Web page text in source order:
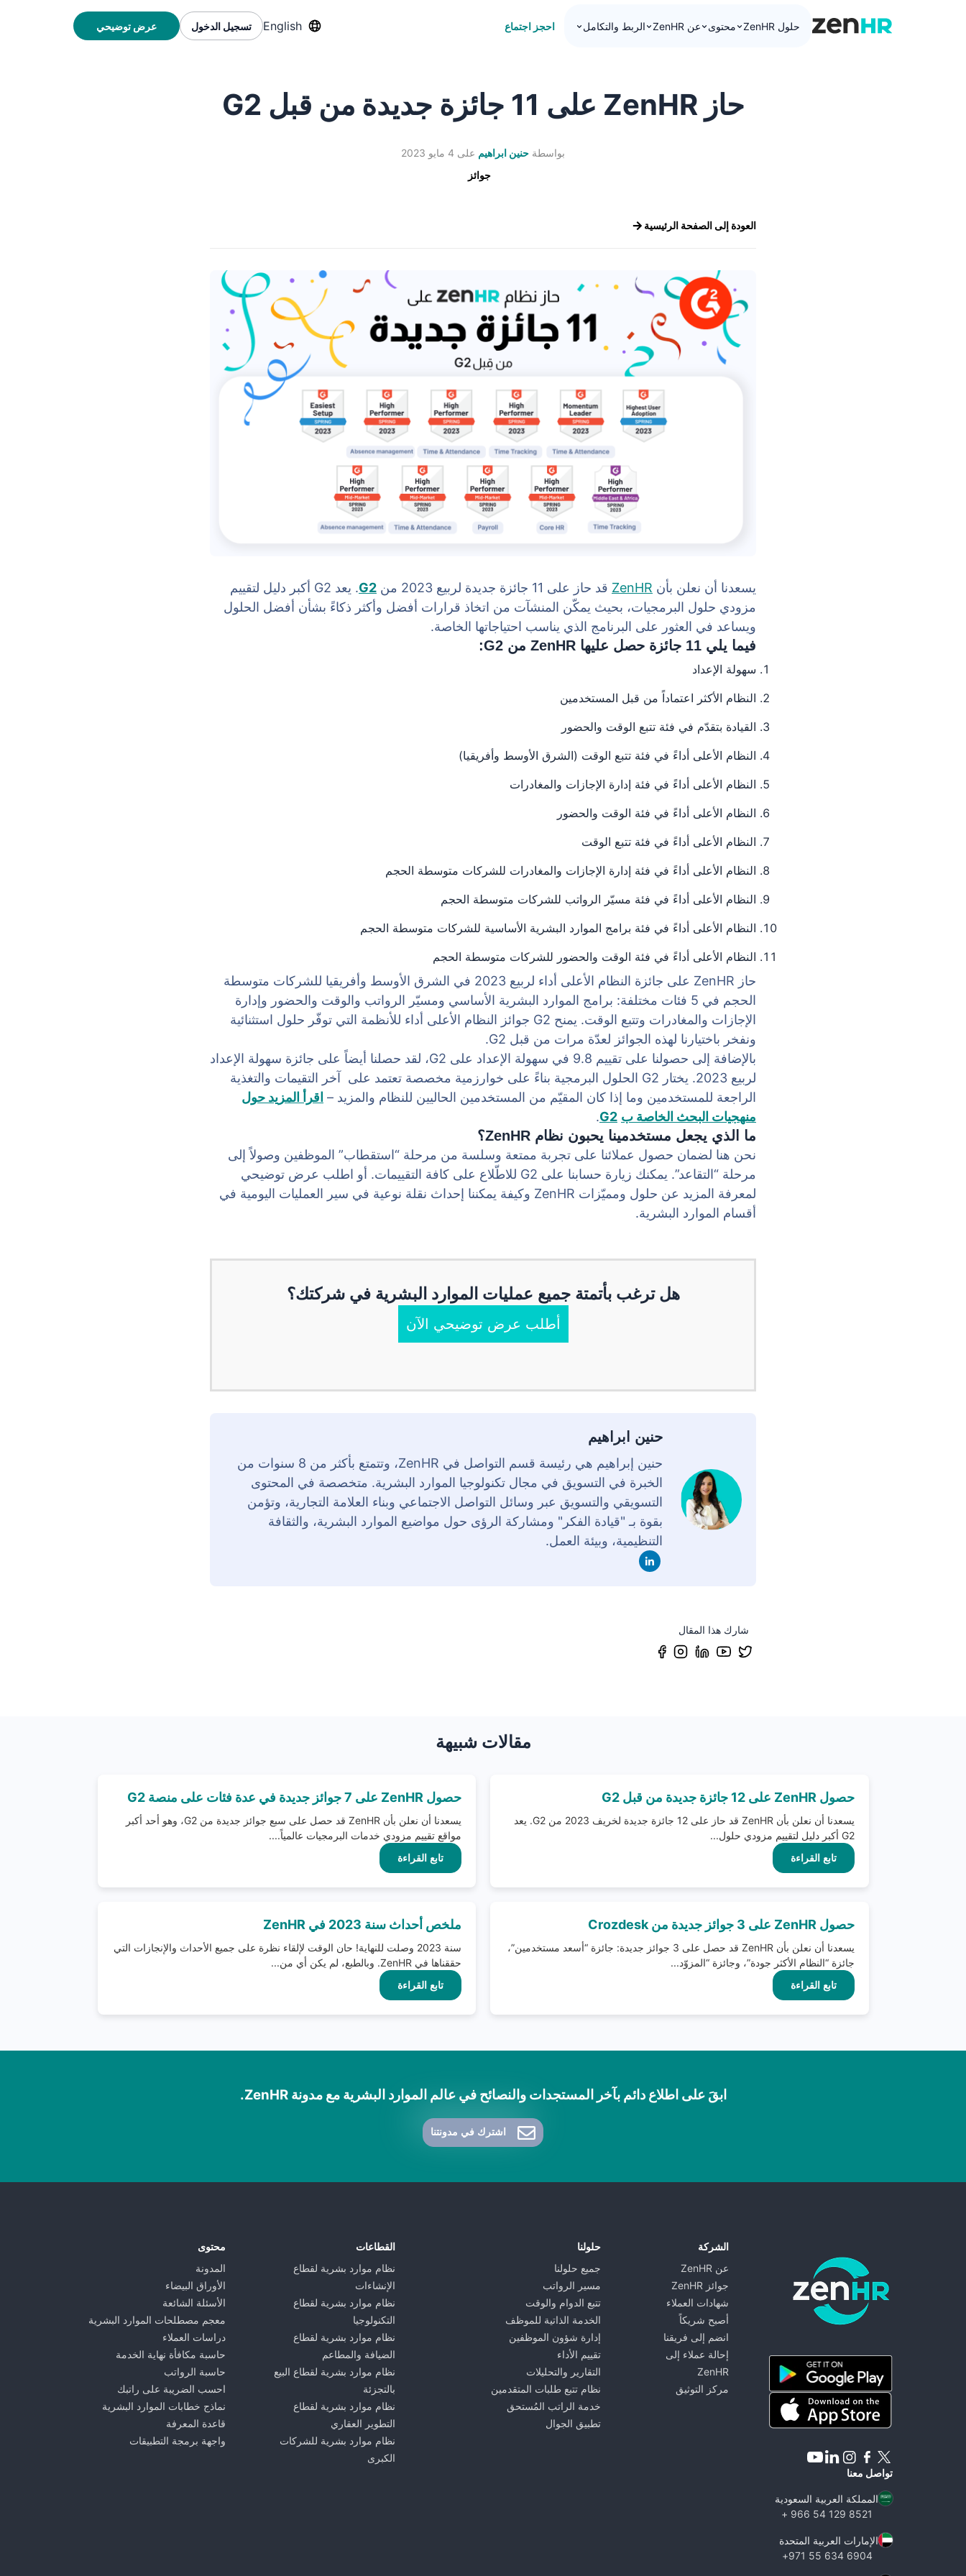
حلول ZenHR محتوى عن ZenHR الربط والتكامل احجز اجتماع English تسجيل الدخول عرض توضيحي
حاز ZenHR على 11 جائزة جديدة من قبل G2
بواسطة حنين ابراهيم على 4 مايو 2023
جوائز
العودة إلى الصفحة الرئيسية
يسعدنا أن نعلن بأن ZenHR قد حاز على 11 جائزة جديدة لربيع 2023 من G2
. يعد G2 أكبر دليل لتقييم
مزودي حلول البرمجيات، بحيث يمكّن المنشآت من اتخاذ قرارات أفضل وأكثر ذكاءً بشأن أفضل الحلول
ويساعد في العثور على البرنامج الذي يناسب احتياجاتها الخاصة.
فيما يلي 11 جائزة حصل عليها ZenHR من G2:
سهولة الإعداد
النظام الأكثر اعتماداً من قبل المستخدمين
القيادة بتقدّم في فئة تتبع الوقت والحضور
النظام الأعلى أداءً في فئة تتبع الوقت (الشرق الأوسط وأفريقيا)
النظام الأعلى أداءً في فئة إدارة الإجازات والمغادرات
النظام الأعلى أداءً في فئة الوقت والحضور
النظام الأعلى أداءً في فئة تتبع الوقت
النظام الأعلى أداءً في فئة إدارة الإجازات والمغادرات للشركات متوسطة الحجم
النظام الأعلى أداءً في فئة مسيّر الرواتب للشركات متوسطة الحجم
النظام الأعلى أداءً في فئة برامج الموارد البشرية الأساسية للشركات متوسطة الحجم
النظام الأعلى أداءً في فئة الوقت والحضور للشركات متوسطة الحجم
حاز ZenHR على جائزة النظام الأعلى أداء لربيع 2023 في الشرق الأوسط وأفريقيا للشركات متوسطة
الحجم في 5 فئات مختلفة: برامج الموارد البشرية الأساسي ومسيّر الرواتب والوقت والحضور وإدارة
الإجازات والمغادرات وتتبع الوقت. يمنح G2 جوائز النظام الأعلى أداء للأنظمة التي توفّر حلول استثنائية
ونفخر باختيارنا لهذه الجوائز لعدّة مرات من قبل G2.
بالإضافة إلى حصولنا على تقييم 9.8 في سهولة الإعداد على G2، لقد حصلنا أيضاً على جائزة سهولة الإعداد
لربيع 2023. يختار G2 الحلول البرمجية بناءً على خوارزمية مخصصة تعتمد على آخر التقيمات والتغذية
الراجعة للمستخدمين وما إذا كان المقيّم من المستخدمين الحاليين للنظام والمزيد – اقرأ المزيد حول
منهجيات البحث الخاصة ب G2
.
ما الذي يجعل مستخدمينا يحبون نظام ZenHR؟
نحن هنا لضمان حصول عملائنا على تجربة ممتعة وسلسة من مرحلة “استقطاب” الموظفين وصولاً إلى
مرحلة “التقاعد”. يمكنك زيارة حسابنا على G2 للاطّلاع على كافة التقييمات. أو اطلب عرض توضيحي
لمعرفة المزيد عن حلول ومميّزات ZenHR وكيفة يمكننا إحداث نقلة نوعية في سير العمليات اليومية في
أقسام الموارد البشرية.
هل ترغب بأتمتة جميع عمليات الموارد البشرية في شركتك؟
أطلب عرض توضيحي الآن
حنين ابراهيم
حنين إبراهيم هي رئيسة قسم التواصل في ZenHR، وتتمتع بأكثر من 8 سنوات من
الخبرة في التسويق في مجال تكنولوجيا الموارد البشرية. متخصصة في المحتوى
التسويقي والتسويق عبر وسائل التواصل الاجتماعي وبناء العلامة التجارية، وتؤمن
بقوة بـ "قيادة الفكر" ومشاركة الرؤى حول مواضيع الموارد البشرية، والثقافة
التنظيمية، وبيئة العمل.
شارك هذا المقال
مقالات شبيهة
حصول ZenHR على 12 جائزة جديدة من قبل G2
يسعدنا أن نعلن بأن ZenHR قد حاز على 12 جائزة جديدة لخريف 2023 من G2. يعد
G2 أكبر دليل لتقييم مزودي حلول...
تابع القراءة
حصول ZenHR على 7 جوائز جديدة في عدة فئات على منصة G2
يسعدنا أن نعلن بأن ZenHR قد حصل على سبع جوائز جديدة من G2، وهو أحد أكبر
مواقع تقييم مزودي خدمات البرمجيات عالمياً....
تابع القراءة
حصول ZenHR على 3 جوائز جديدة من Crozdesk
يسعدنا أن نعلن بأن ZenHR قد حصل على 3 جوائز جديدة: جائزة “أسعد مستخدمين”،
جائزة “النظام الأكثر جودة”، وجائزة “المزوّد...
تابع القراءة
ملخص أحداث سنة 2023 في ZenHR
سنة 2023 وصلت للنهاية! حان الوقت لإلقاء نظرة على جميع الأحداث والإنجازات التي
حققناها في ZenHR. وبالطبع، لم يكن أي من...
تابع القراءة
ابقَ على اطلاع دائم بآخر المستجدات والنصائح في عالم الموارد البشرية مع مدونة ZenHR.
اشترك في مدونتنا
الشركة
عن ZenHR
جوائز ZenHR
شهادات العملاء
أصبح شريكاً
انضم إلى فريقنا
إحالة عملاء إلى
ZenHR
مركز التوثيق
حلولنا
جميع حلولنا
مسير الرواتب
تتبع الدوام والوقت
الخدمة الذاتية للموظف
إدارة شؤون الموظفين
تقييم الأداء
التقارير والتحليلات
نظام تتبع طلبات المتقدمين
خدمة الراتب المُستحق
تطبيق الجوال
القطاعات
نظام موارد بشرية لقطاع
الإنشاءات
نظام موارد بشرية لقطاع
التكنولوجيا
نظام موارد بشرية لقطاع
الضيافة والمطاعم
نظام موارد بشرية لقطاع البيع
بالتجزئة
نظام موارد بشرية لقطاع
التطوير العقاري
نظام موارد بشرية للشركات
الكبرى
محتوى
المدونة
الأوراق البيضاء
الأسئلة الشائعة
معجم مصطلحات الموارد البشرية
دراسات العملاء
حاسبة مكافأة نهاية الخدمة
حاسبة الرواتب
احسب الضريبة على راتبك
نماذج خطابات الموارد البشرية
قاعدة المعرفة
واجهة برمجة التطبيقات
تواصل معنا
المملكة العربية السعودية
8521 129 54 966 +
الإمارات العربية المتحدة
6904 634 55 971+